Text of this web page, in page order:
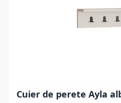
Cuier de perete Ayla